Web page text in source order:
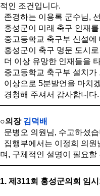
적인 조건입니다.
존경하는 이용록 군수님,
홍성군이 미래 축구 인재
중고등학교 축구부 신설
홍성군이 축구 명문 도시
더 이상 유망한 인재들을
중고등학교 축구부 설치가
이상으로 5분발언을 마치
경청해 주셔서 감사합니다.
○의장 김덕배
문병오 의원님, 수고하셨
집행부에서는 이정희 의
며, 구체적인 설명이 필요
1. 제311회 홍성군의회 임